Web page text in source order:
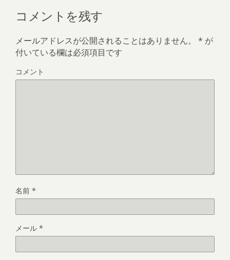
コメントを残す
メールアドレスが公開されることはありません。 * が
付いている欄は必須項目です
コメント
名前 *
メール *